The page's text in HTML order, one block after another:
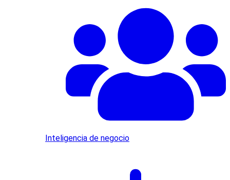
Inteligencia de negocio